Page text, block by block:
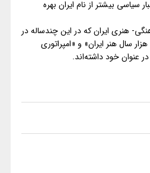
سیاسی بیشتر از نام ایران بهره
هنری ایران که در این چندساله در
سال هنر ایران» و «امپراتوری
عنوان خود داشته‌اند.